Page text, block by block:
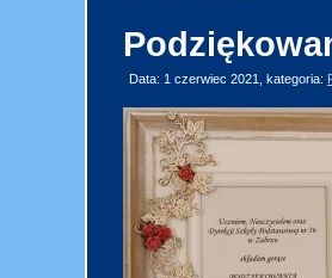
Data: 1 czerwiec 2021, kategoria: